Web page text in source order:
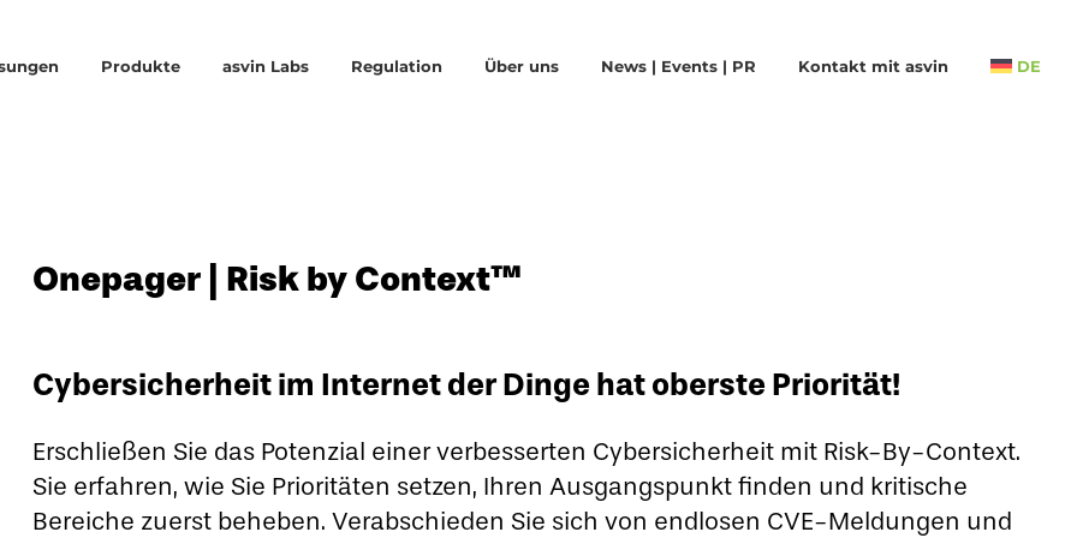
Produkte asvin Labs Regulation Über uns News | Events | PR Kontakt mit asvin DE
Onepager | Risk by Context™
Cybersicherheit im Internet der Dinge hat oberste Priorität!
Erschließen Sie das Potenzial einer verbesserten Cybersicherheit mit Risk-By-Context.
Sie erfahren, wie Sie Prioritäten setzen, Ihren Ausgangspunkt finden und kritische
Bereiche zuerst beheben. Verabschieden Sie sich von endlosen CVE-Meldungen und